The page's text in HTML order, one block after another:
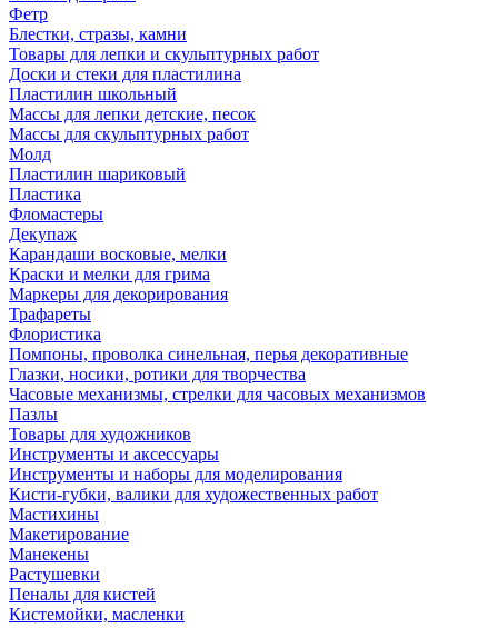
Фетр
Блестки, стразы, камни
Товары для лепки и скульптурных работ
Доски и стеки для пластилина
Пластилин школьный
Массы для лепки детские, песок
Массы для скульптурных работ
Молд
Пластилин шариковый
Пластика
Фломастеры
Декупаж
Карандаши восковые, мелки
Краски и мелки для грима
Маркеры для декорирования
Трафареты
Флористика
Помпоны, проволка синельная, перья декоративные
Глазки, носики, ротики для творчества
Часовые механизмы, стрелки для часовых механизмов
Пазлы
Товары для художников
Инструменты и аксессуары
Инструменты и наборы для моделирования
Кисти-губки, валики для художественных работ
Мастихины
Макетирование
Манекены
Растушевки
Пеналы для кистей
Кистемойки, масленки